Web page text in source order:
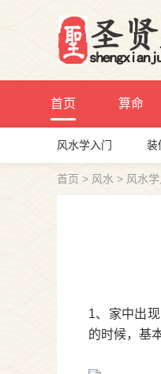
首页 算命
风水学入门 装
首页 > 风水 > 风水
1、家中出
的时候，基